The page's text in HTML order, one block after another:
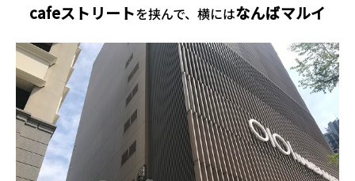
cafeストリートを挟んで、横にはなんばマルイ